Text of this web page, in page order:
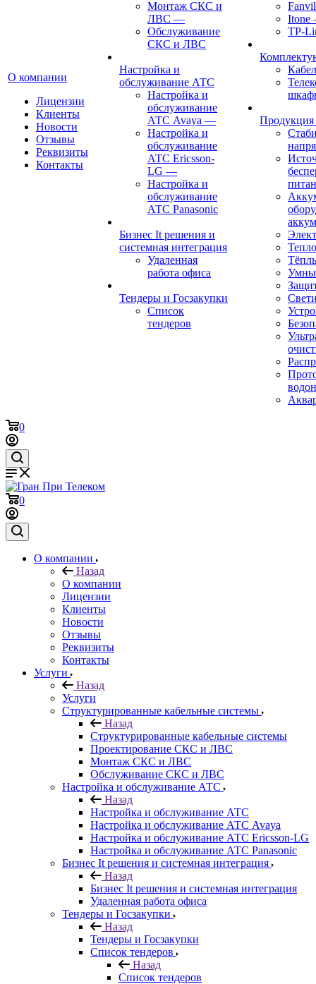
О компании
Лицензии
Клиенты
Новости
Отзывы
Реквизиты
Контакты
Монтаж СКС и
ЛВС —
Обслуживание
СКС и ЛВС
Настройка и
обслуживание АТС
Настройка и
обслуживание
АТС Avaya —
Настройка и
обслуживание
АТС Ericsson-
LG —
Настройка и
обслуживание
АТС Panasonic
Бизнес It решения и
системная интеграция
Удаленная
работа офиса
Тендеры и Госзакупки
Список
тендеров
Fanvil
Itone
TP-
Продукция
0
0
О компании
Назад
О компании
Лицензии
Клиенты
Новости
Отзывы
Реквизиты
Контакты
Услуги
Назад
Услуги
Структурированные кабельные системы
Назад
Структурированные кабельные системы
Проектирование СКС и ЛВС
Монтаж СКС и ЛВС
Обслуживание СКС и ЛВС
Настройка и обслуживание АТС
Назад
Настройка и обслуживание АТС
Настройка и обслуживание АТС Avaya
Настройка и обслуживание АТС Ericsson-LG
Настройка и обслуживание АТС Panasonic
Бизнес It решения и системная интеграция
Назад
Бизнес It решения и системная интеграция
Удаленная работа офиса
Тендеры и Госзакупки
Назад
Тендеры и Госзакупки
Список тендеров
Назад
Список тендеров